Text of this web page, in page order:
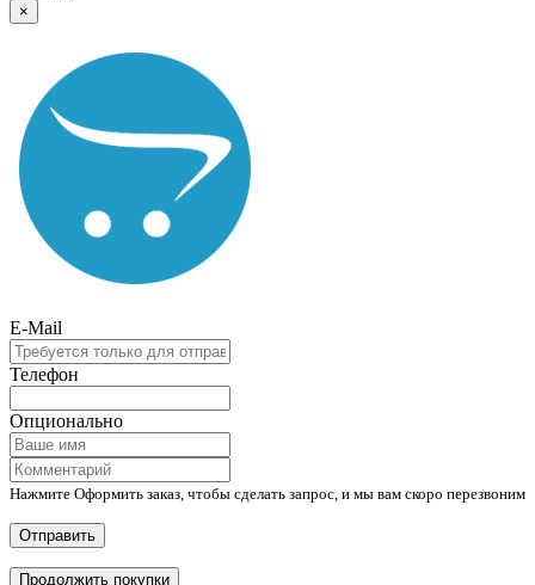
×
E-Mail
Телефон
Опционально
Нажмите Оформить заказ, чтобы сделать запрос, и мы вам скоро перезвоним
Отправить
Продолжить покупки